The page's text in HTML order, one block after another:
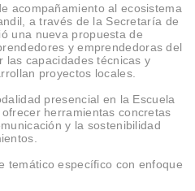
acompañamiento al ecosistema
a través de la Secretaría de
una nueva propuesta de
y emprendedoras del
las capacidades técnicas y
proyectos locales.
presencial en la Escuela
herramientas concretas
y la sostenibilidad
temático específico con enfoque